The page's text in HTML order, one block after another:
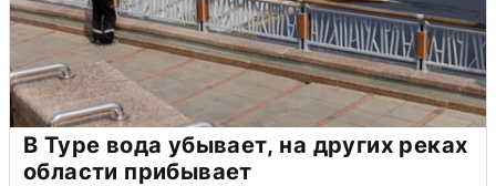
В Туре вода убывает, на других реках
области прибывает